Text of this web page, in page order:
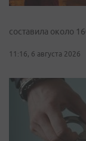
составила около
11:16, 6 августа 2026